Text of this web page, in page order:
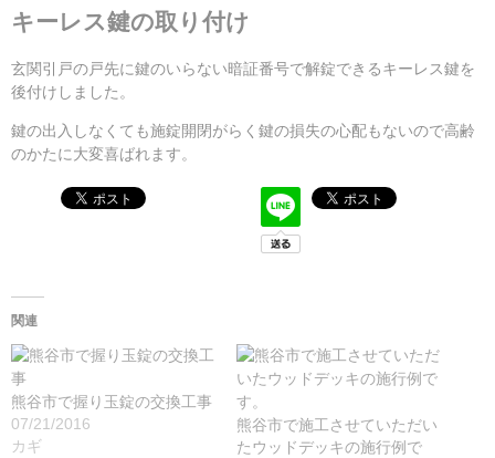
キーレス鍵の取り付け
玄関引戸の戸先に鍵のいらない暗証番号で解錠できるキーレス鍵を
後付けしました。
鍵の出入しなくても施錠開閉がらく鍵の損失の心配もないので高齢
のかたに大変喜ばれます。
関連
熊谷市で握り玉錠の交換工事
07/21/2016
カギ
熊谷市で施工させていただい
たウッドデッキの施行例で